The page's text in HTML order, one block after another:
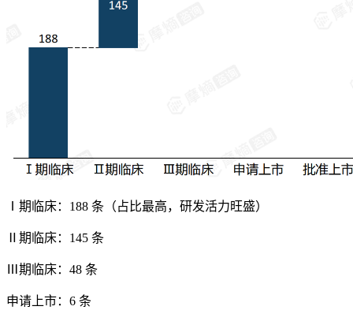
Ⅰ期临床：188 条（占比最高，研发活力旺盛）
Ⅱ期临床：145 条
Ⅲ期临床：48 条
申请上市：6 条